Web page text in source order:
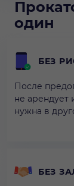
один
БЕЗ
После
не арендует
нужна в
БЕЗ